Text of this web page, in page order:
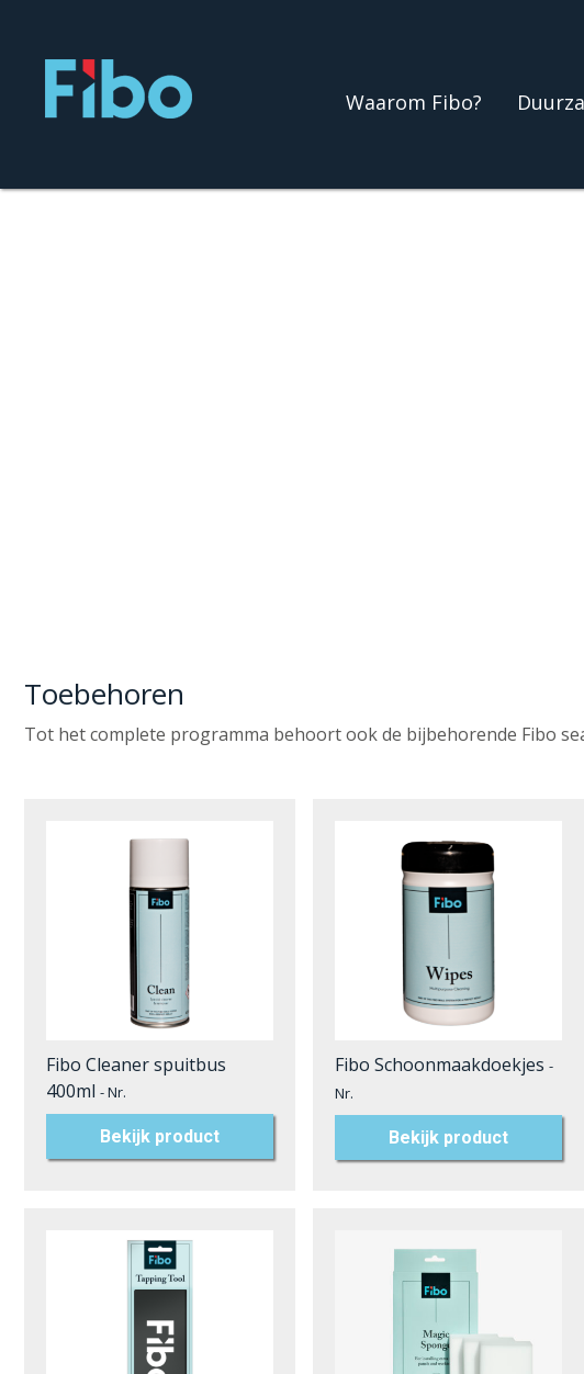
Waarom Fibo?
Toebehoren
Tot het complete programma behoort ook de bijbehorende Fibo
Fibo Cleaner spuitbus
400ml - Nr.
Bekijk product
Fibo Schoonmaakdoekjes-
Nr.
Bekijk product